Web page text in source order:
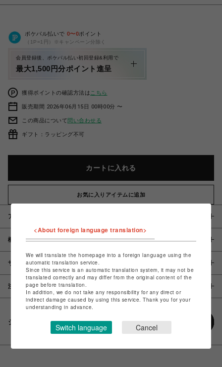
ポケパル払いで 0〜0ポイント
（1P=1円）※キャンペーン分除く
会員登録後、ポケパル払い初回登録&利用で
最大1,500円分ポイント進呈
獲得ポイントの確認方法は こちら
販売期間 2026年06月15日 00時00分 〜
この商品について問い合わせる
ギフト：ラッピング不可
カートに入れる
お気に入りアイテムに追加
アイテム説明 / 素材
概要
サイズ
注意事項
シェアする
<About foreign language translation>
We will translate the homepage into a foreign language using the
automatic translation service.
Since this service is an automatic translation system, it may not be
translated correctly and may differ from the original content of the
page before translation.
In addition, we do not take any responsibility for any direct or
indirect damage caused by using this service. Thank you for your
understanding in advance.
Switch language Cancel